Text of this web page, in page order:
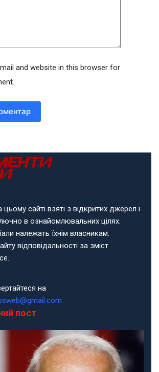
and website in this browser for
цьому сайті взяті з відкритих джерел і
в ознайомлювальних цілях.
належать їхнім власникам.
відповідальності за зміст
на
пост